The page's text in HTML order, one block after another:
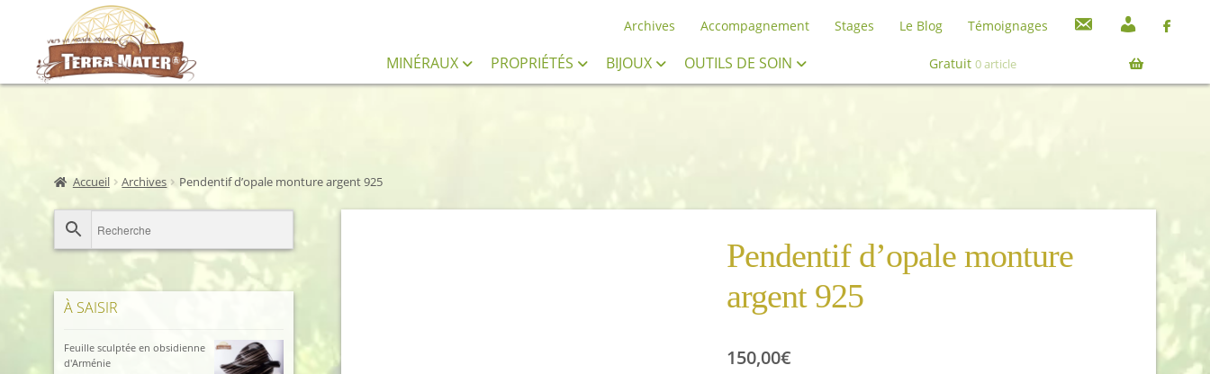
Aller
à
la
Aller
au
contenu
Archives Accompagnement Stages Le Blog Témoignages
a
n
c
o
pour :
MINÉRAUX PROPRIÉTÉS BIJOUX OUTILS DE SOIN Gratuit0 article
Accueil Archives Pendentif d’opale monture argent 925
Pendentif d’opale monture
argent 925
150,00€
À SAISIR
Feuille sculptée en obsidienne
d'Arménie